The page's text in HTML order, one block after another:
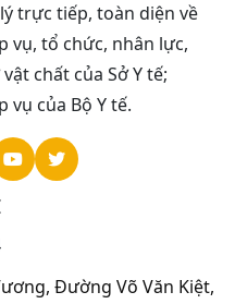
trực tiếp, toàn diện về
vụ, tổ chức, nhân lực,
chất của Sở Y tế;
vụ của Bộ Y tế.
Đường Võ Văn Kiệt,